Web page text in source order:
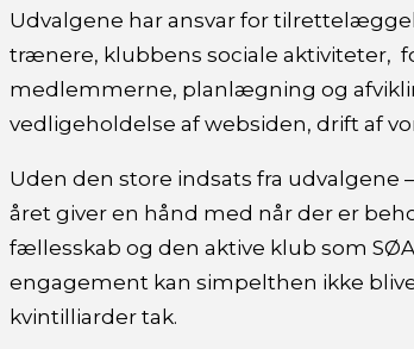
Udvalgene har ansvar for
trænere, klubbens sociale aktiviteter,
medlemmerne, planlægning og
vedligeholdelse af websiden, drift af
Uden den store indsats fra
året giver en hånd med når der er
fællesskab og den aktive klub som
engagement kan simpelthen ikke
kvintilliarder tak.